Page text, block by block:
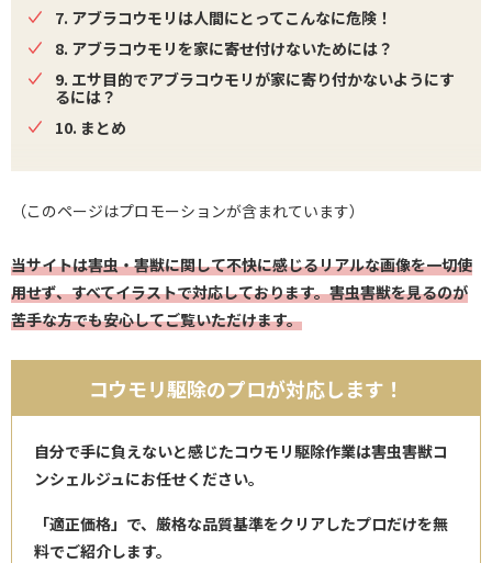
7. アブラコウモリは人間にとってこんなに危険！
8. アブラコウモリを家に寄せ付けないためには？
9. エサ目的でアブラコウモリが家に寄り付かないようにす
るには？
10. まとめ
（このページはプロモーションが含まれています）
当サイトは害虫・害獣に関して不快に感じるリアルな画像を一切使
用せず、すべてイラストで対応しております。害虫害獣を見るのが
苦手な方でも安心してご覧いただけます。
コウモリ駆除のプロが対応します！
自分で手に負えないと感じたコウモリ駆除作業は害虫害獣コ
ンシェルジュにお任せください。
「適正価格」で、厳格な品質基準をクリアしたプロだけを無
料でご紹介します。